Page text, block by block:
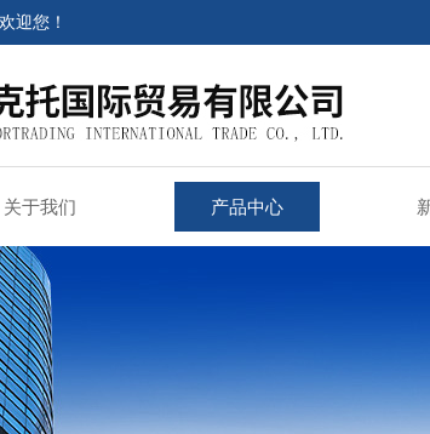
迎您！
关于我们 产品中心